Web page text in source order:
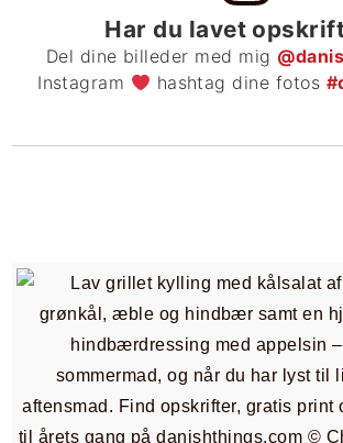
Har du lavet
Del dine billeder med mig
Instagram
hashtag dine fotos